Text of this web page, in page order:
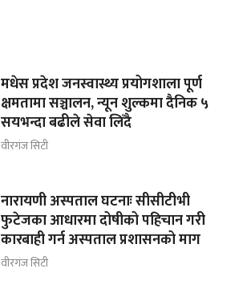
मधेस प्रदेश जनस्वास्थ्य प्रयोगशाला पूर्ण
क्षमतामा सञ्चालन, न्यून शुल्कमा दैनिक ५
सयभन्दा बढीले सेवा लिँदै
वीरगंज सिटी
नारायणी अस्पताल घटनाः सीसीटीभी
फुटेजका आधारमा दोषीको पहिचान गरी
कारबाही गर्न अस्पताल प्रशासनको माग
वीरगंज सिटी